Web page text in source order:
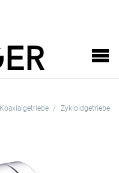
Koaxialgetriebe Zykloidgetriebe